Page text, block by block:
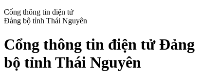
Cổng thông tin điện tử
Đảng bộ tỉnh Thái Nguyên
Cổng thông tin điện tử Đảng
bộ tỉnh Thái Nguyên